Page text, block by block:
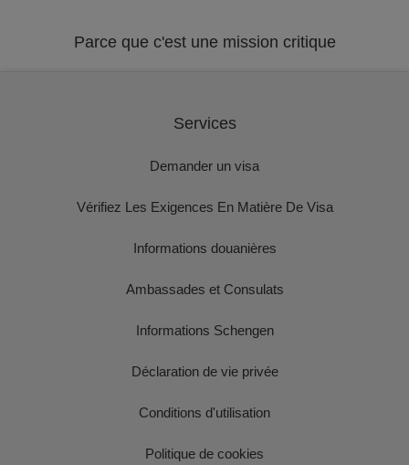
Parce que c'est une mission critique
Services
Demander un visa
Vérifiez Les Exigences En Matière De Visa
Informations douanières
Ambassades et Consulats
Informations Schengen
Déclaration de vie privée
Conditions d'utilisation
Politique de cookies